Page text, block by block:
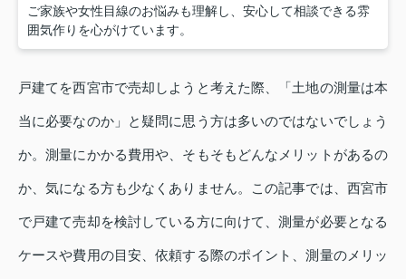
ご家族や女性目線のお悩みも理解し、安心して相談できる雰
囲気作りを心がけています。
戸建てを西宮市で売却しようと考えた際、「土地の測量は本
当に必要なのか」と疑問に思う方は多いのではないでしょう
か。測量にかかる費用や、そもそもどんなメリットがあるの
か、気になる方も少なくありません。この記事では、西宮市
で戸建て売却を検討している方に向けて、測量が必要となる
ケースや費用の目安、依頼する際のポイント、測量のメリッ